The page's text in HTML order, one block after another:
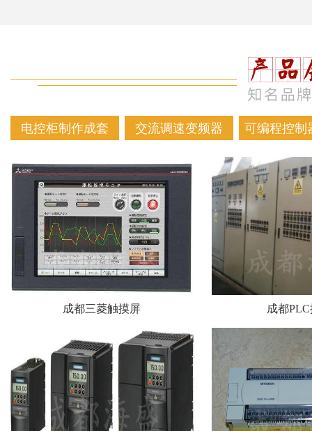
电控柜制作成套 交流调速变频器 可编程控制
成都三菱触摸屏 成都